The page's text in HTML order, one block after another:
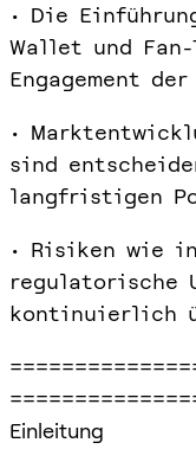
• Die
Wallet und
Engagement
•
sind
langfristigen
• Risiken wie
regulatorische
kontinuierlich
Einleitung